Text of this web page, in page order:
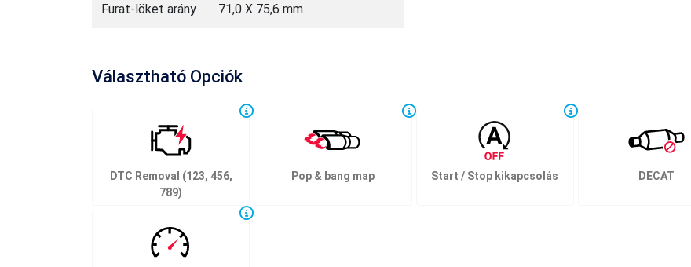
Furat-löket arány 71,0 X 75,6 mm
Választható Opciók
DTC Removal (123, 456,
789)
Pop & bang map Start / Stop kikapcsolás DECAT